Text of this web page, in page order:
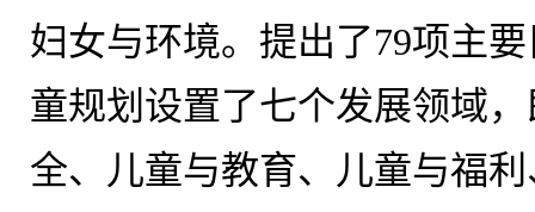
妇女与环境。提出了79项主
童规划设置了七个发展领域
全、儿童与教育、儿童与福